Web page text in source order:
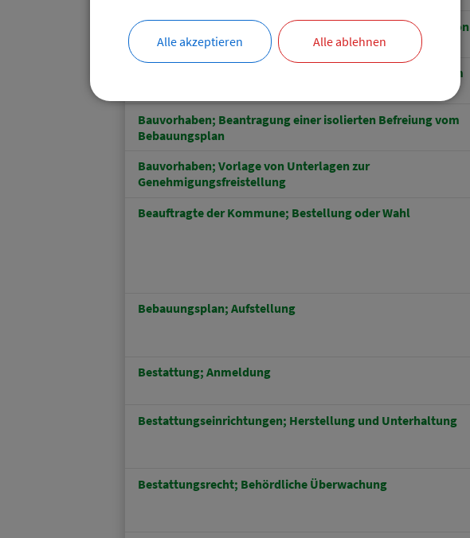
Bauvorhaben; Beantragung einer isolierten Abweichung von
örtlichen Bauvorschriften
Bauvorhaben; Beantragung einer isolierten Ausnahme vom
Bauvorhaben; Beantragung einer isolierten Befreiung vom
Bebauungsplan
Bauvorhaben; Vorlage von Unterlagen zur
Genehmigungsfreistellung
Beauftragte der Kommune; Bestellung oder Wahl
Bebauungsplan; Aufstellung
Bestattung; Anmeldung
Bestattungseinrichtungen; Herstellung und Unterhaltung
Bestattungsrecht; Behördliche Überwachung
Alle akzeptieren Alle ablehnen